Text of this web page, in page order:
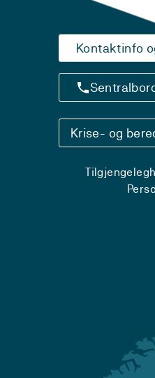
Kontaktinfo
Krise- og